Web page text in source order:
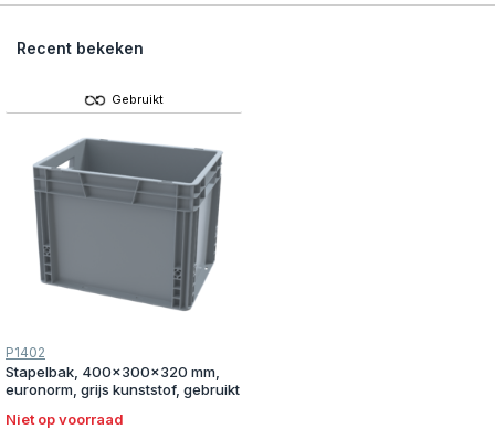
Recent bekeken
Gebruikt
P1402
Stapelbak, 400x300x320 mm,
euronorm, grijs kunststof, gebruikt
Niet op voorraad